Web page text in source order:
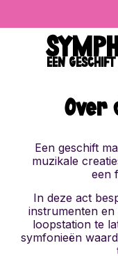
EEN
Over
Een geschift
muzikale
een
In deze act
instrumenten
loopstation te
symfonieën